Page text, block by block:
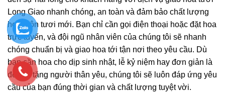
Long Giao nhanh chóng, an toàn và đảm bảo chất lượng
hoa luôn tươi mới. Bạn chỉ cần gọi điện thoại hoặc đặt hoa
trực tuyến, và đội ngũ nhân viên của chúng tôi sẽ nhanh
chóng chuẩn bị và giao hoa tới tận nơi theo yêu cầu. Dù
bạn cần hoa cho dịp sinh nhật, lễ kỷ niệm hay đơn giản là
để gửi tặng người thân yêu, chúng tôi sẽ luôn đáp ứng yêu
cầu của bạn đúng thời gian và chất lượng tuyệt vời.